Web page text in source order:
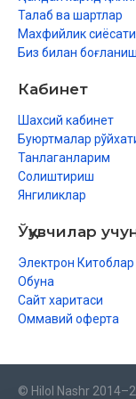
Талаб ва шартлар
Махфийлик сиёсати
Биз билан боғланиш
Кабинет
Шахсий кабинет
Буюртмалар
Танлаганларим
Солиштириш
Янгиликлар
Ўқувчилар
Электрон Китоблар
Обуна
Сайт харитаси
Оммавий оферта
© Hilol Nashr